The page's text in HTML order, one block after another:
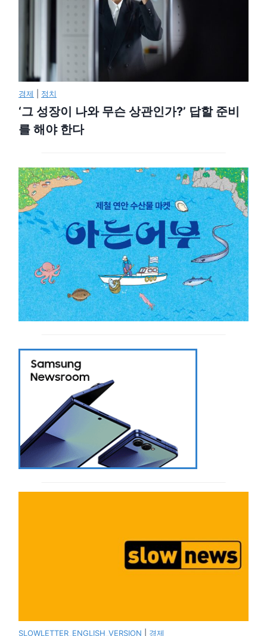
경제 정치
‘그 성장이 나와 무슨 상관인가?’ 답할 준비
를 해야 한다
SLOWLETTER_ENGLISH_VERSION 경제